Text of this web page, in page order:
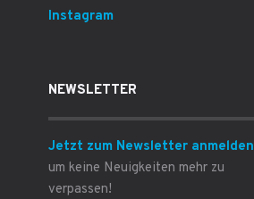
Instagram
NEWSLETTER
Jetzt zum Newsletter anmelden
um keine Neuigkeiten mehr zu
verpassen!